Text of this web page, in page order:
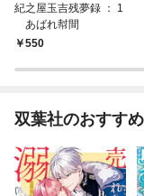
紀之屋玉吉残夢録 ： 1
あばれ幇間
550
双葉社のおすす